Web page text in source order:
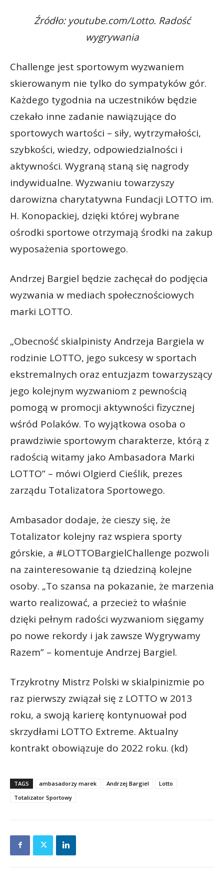
Źródło: youtube.com/Lotto. Radość
wygrywania
Challenge jest sportowym wyzwaniem
skierowanym nie tylko do sympatyków gór.
Każdego tygodnia na uczestników będzie
czekało inne zadanie nawiązujące do
sportowych wartości – siły, wytrzymałości,
szybkości, wiedzy, odpowiedzialności i
aktywności. Wygraną staną się nagrody
indywidualne. Wyzwaniu towarzyszy
darowizna charytatywna Fundacji LOTTO im.
H. Konopackiej, dzięki której wybrane
ośrodki sportowe otrzymają środki na zakup
wyposażenia sportowego.
Andrzej Bargiel będzie zachęcał do podjęcia
wyzwania w mediach społecznościowych
marki LOTTO.
„Obecność skialpinisty Andrzeja Bargiela w
rodzinie LOTTO, jego sukcesy w sportach
ekstremalnych oraz entuzjazm towarzyszący
jego kolejnym wyzwaniom z pewnością
pomogą w promocji aktywności fizycznej
wśród Polaków. To wyjątkowa osoba o
prawdziwie sportowym charakterze, którą z
radością witamy jako Ambasadora Marki
LOTTO” – mówi Olgierd Cieślik, prezes
zarządu Totalizatora Sportowego.
Ambasador dodaje, że cieszy się, że
Totalizator kolejny raz wspiera sporty
górskie, a #LOTTOBargielChallenge pozwoli
na zainteresowanie tą dziedziną kolejne
osoby. „To szansa na pokazanie, że marzenia
warto realizować, a przecież to właśnie
dzięki pełnym radości wyzwaniom sięgamy
po nowe rekordy i jak zawsze Wygrywamy
Razem” – komentuje Andrzej Bargiel.
Trzykrotny Mistrz Polski w skialpinizmie po
raz pierwszy związał się z LOTTO w 2013
roku, a swoją karierę kontynuował pod
skrzydłami LOTTO Extreme. Aktualny
kontrakt obowiązuje do 2022 roku. (kd)
TAGS ambasadorzy marek Andrzej Bargiel
Lotto
Totalizator Sportowy